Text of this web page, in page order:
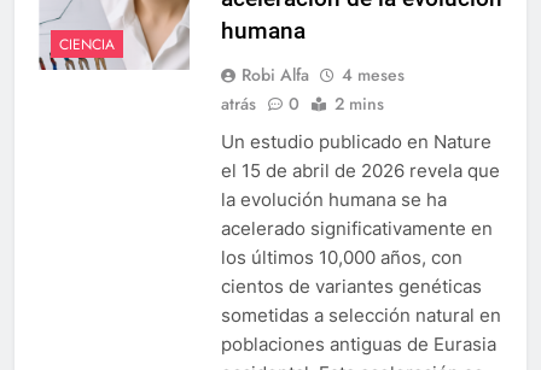
CIENCIA
humana
Robi Alfa
4 meses
atrás
0 2 mins
Un estudio publicado en Nature
el 15 de abril de 2026 revela que
la evolución humana se ha
acelerado significativamente en
los últimos 10,000 años, con
cientos de variantes genéticas
sometidas a selección natural en
poblaciones antiguas de Eurasia